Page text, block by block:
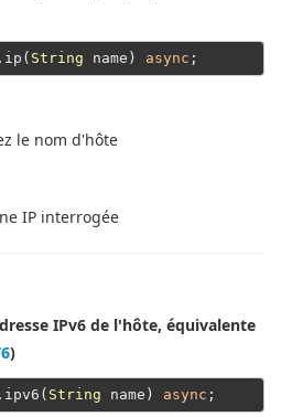
String name) async
le nom d'hôte
IP interrogée
IPv6 de l'hôte, équivalente
)
String name) async